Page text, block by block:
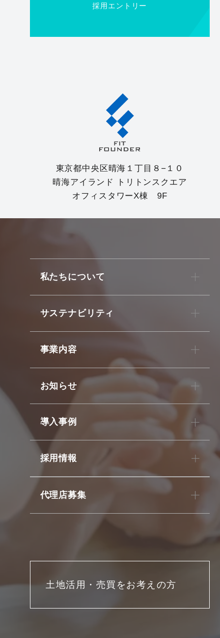
採用エントリー
東京都中央区晴海１丁目８−１０
晴海アイランド トリトンスクエア
オフィスタワーX棟 9F
私たちについて
サステナビリティ
事業内容
お知らせ
導入事例
採用情報
代理店募集
土地活用・売買をお考えの方